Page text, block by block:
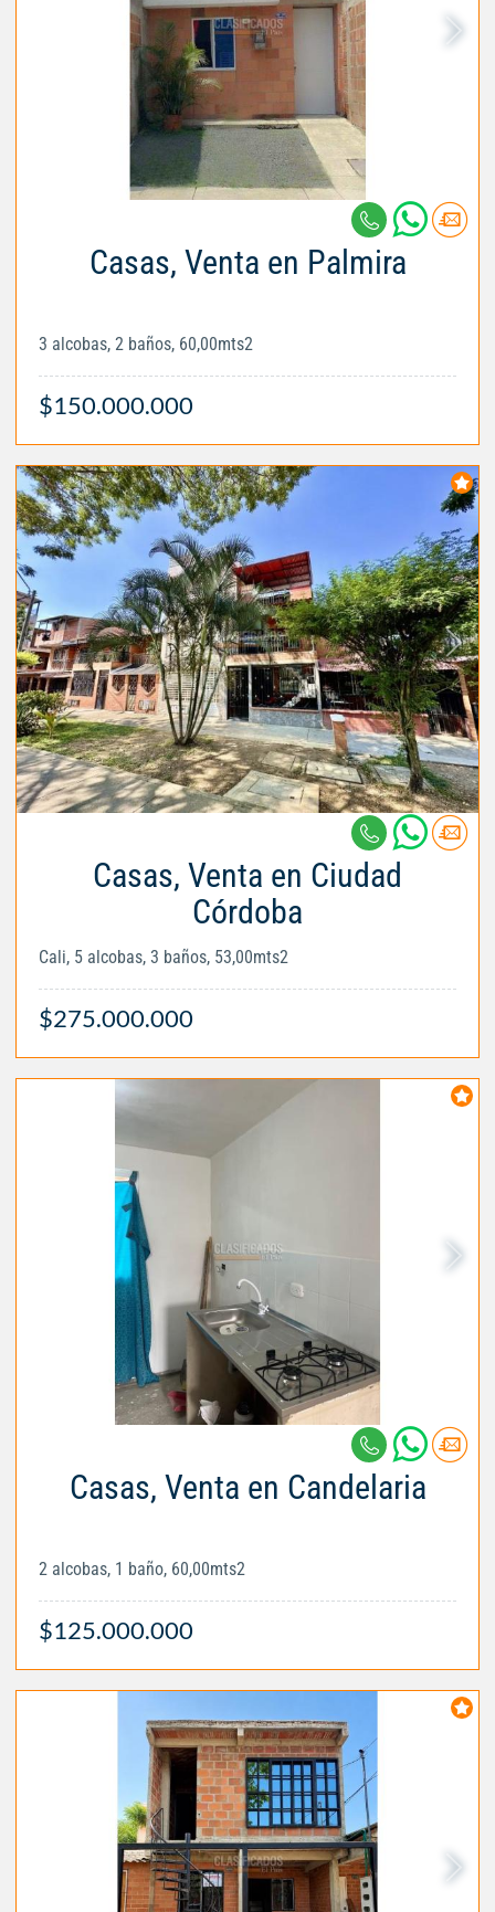
Casas, Venta en Palmira
3 alcobas, 2 baños, 60,00mts2
$150.000.000
Casas, Venta en Ciudad
Córdoba
Cali, 5 alcobas, 3 baños, 53,00mts2
$275.000.000
Casas, Venta en Candelaria
2 alcobas, 1 baño, 60,00mts2
$125.000.000